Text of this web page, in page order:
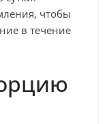
чтобы
в течение